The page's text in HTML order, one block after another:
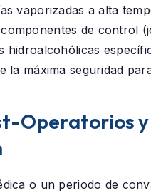
vaporizadas a alta
de control
hidroalcohólicas
la máxima seguridad
Operatorios y
o un periodo de